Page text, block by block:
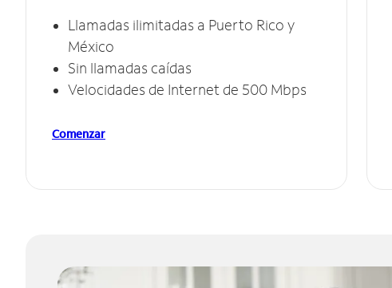
Llamadas ilimitadas a Puerto Rico y
México
Sin llamadas caídas
Velocidades de Internet de 500 Mbps
Comenzar